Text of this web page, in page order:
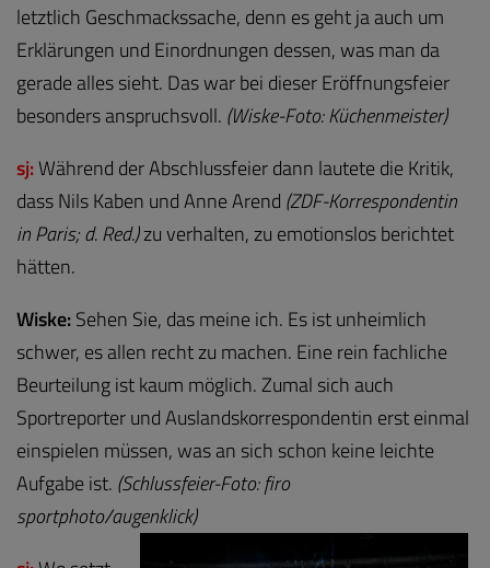
letztlich Geschmackssache, denn es geht ja auch um
Erklärungen und Einordnungen dessen, was man da
gerade alles sieht. Das war bei dieser Eröffnungsfeier
besonders anspruchsvoll. (Wiske-Foto: Küchenmeister)
sj:Während der Abschlussfeier dann lautete die Kritik,
dass Nils Kaben und Anne Arend (ZDF-Korrespondentin
in Paris; d. Red.)zu verhalten, zu emotionslos berichtet
hätten.
Wiske:Sehen Sie, das meine ich. Es ist unheimlich
schwer, es allen recht zu machen. Eine rein fachliche
Beurteilung ist kaum möglich. Zumal sich auch
Sportreporter und Auslandskorrespondentin erst einmal
einspielen müssen, was an sich schon keine leichte
Aufgabe ist. (Schlussfeier-Foto: firo
sportphoto/augenklick)